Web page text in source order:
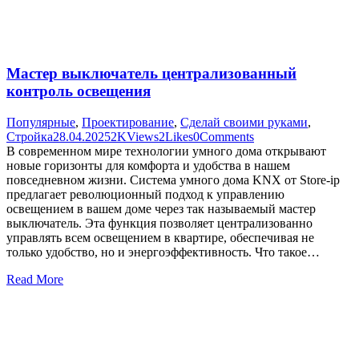
Мастер выключатель централизованный
контроль освещения
Популярные, Проектирование, Сделай своими руками,
Стройка28.04.20252KViews2Likes0Comments
В современном мире технологии умного дома открывают
новые горизонты для комфорта и удобства в нашем
повседневном жизни. Система умного дома KNX от Store-ip
предлагает революционный подход к управлению
освещением в вашем доме через так называемый мастер
выключатель. Эта функция позволяет централизованно
управлять всем освещением в квартире, обеспечивая не
только удобство, но и энергоэффективность. Что такое…
Read More